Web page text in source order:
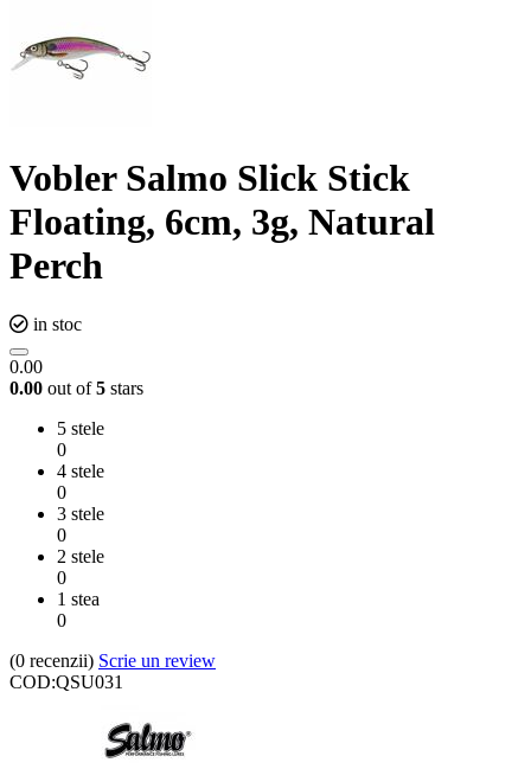
Vobler Salmo Slick Stick
Floating, 6cm, 3g, Natural
Perch
in stoc
0.00
0.00 out of5 stars
5 stele
0
4 stele
0
3 stele
0
2 stele
0
1 stea
0
(0 recenzii) Scrie un review
COD:QSU031